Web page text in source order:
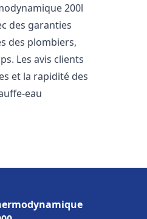
200l
des garanties
des plombiers,
Les avis clients
et la rapidité des
eau